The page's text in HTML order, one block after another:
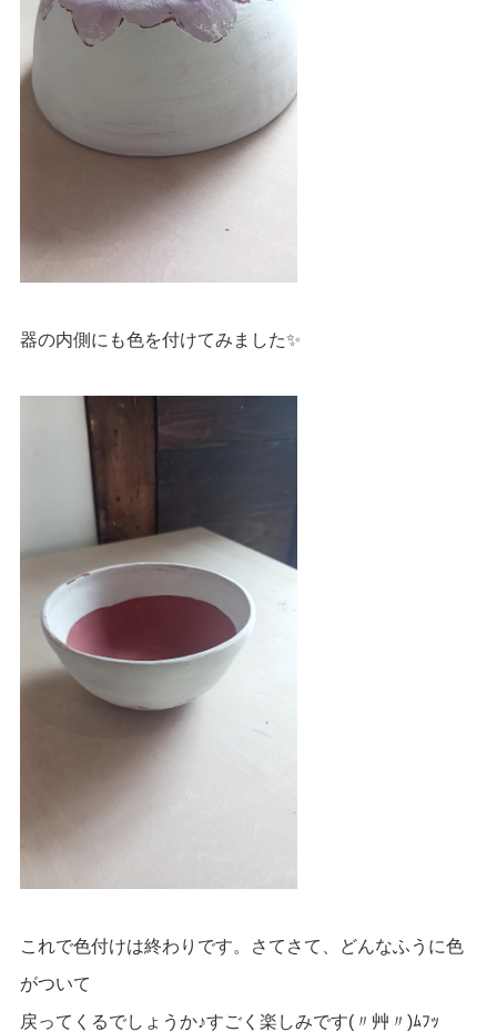
器の内側にも色を付けてみました✨
これで色付けは終わりです。さてさて、どんなふうに色
がついて
戻ってくるでしょうか♪すごく楽しみです(〃艸〃)ﾑﾌｯ